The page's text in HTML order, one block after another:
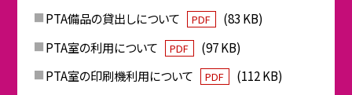
PTA備品の貸出しについて
PDF
(83 KB)
PTA室の利用について
PDF
(97 KB)
PTA室の印刷機利用について
PDF (112 KB)